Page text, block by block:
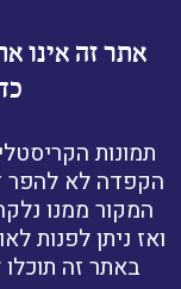
אתר זה אינו
תמונות
הקפדה לא להפר
המקור ממנו
ואז ניתן לפנות
באתר זה